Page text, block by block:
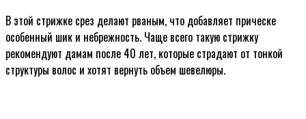
В этой стрижке срез делают рваным, что добавляет прическе
особенный шик и небрежность. Чаще всего такую стрижку
рекомендуют дамам после 40 лет, которые страдают от тонкой
структуры волос и хотят вернуть объем шевелюры.